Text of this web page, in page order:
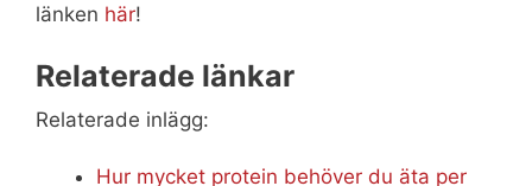
länken här!
Relaterade länkar
Relaterade inlägg:
Hur mycket protein behöver du äta per